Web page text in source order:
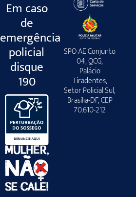
Em caso
de
emergência
policial
disque
190
SPO AE Conjunto
04, QCG,
Palácio
Tiradentes,
Setor Policial Sul,
Brasília-DF, CEP
70.610-212